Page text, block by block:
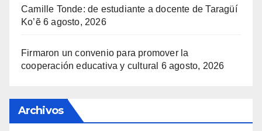
Camille Tonde: de estudiante a docente de Taragüí
Ko’ẽ 6 agosto, 2026
Firmaron un convenio para promover la
cooperación educativa y cultural 6 agosto, 2026
Archivos